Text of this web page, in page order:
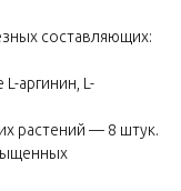
составляющих:
аргинин, L-
растений — 8 штук.